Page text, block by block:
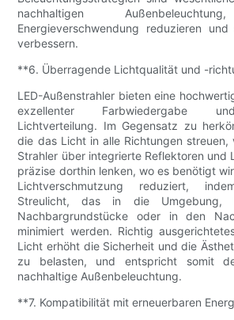
nachhaltigen
Energieverschwendung reduzieren
verbessern.
**6. Überragende Lichtqualität und -
LED-Außenstrahler bieten eine
exzellenter Farbwiedergabe
Lichtverteilung. Im Gegensatz zu
die das Licht in alle Richtungen streuen,
Strahler über integrierte Reflektoren und
präzise dorthin lenken, wo es benötigt
Lichtverschmutzung reduziert,
Streulicht, das in die Umgebung,
Nachbargrundstücke oder in den
minimiert werden. Richtig
Licht erhöht die Sicherheit und die
zu belasten, und entspricht somit
nachhaltige Außenbeleuchtung.
**7. Kompatibilität mit erneuerbaren